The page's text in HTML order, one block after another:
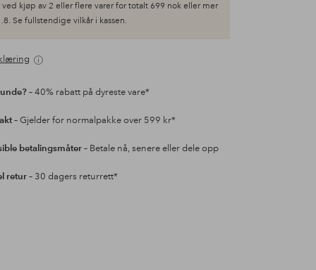
kjøp av 2 eller flere varer for totalt 699 nok eller mer
Se fullstendige vilkår i kassen.
– 40% rabatt på dyreste vare*
– Gjelder for normalpakke over 599 kr*
betalingsmåter– Betale nå, senere eller dele opp
retur– 30 dagers returrett*